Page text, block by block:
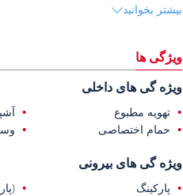
آپارتمان های فروشی در آلانیا
بیشتر بخوانید
ویژگی ها
ویژه گی های داخلی
تهویه مطبوع
حمام اختصاصی
ویژه گی های بیرونی
پارکینگ